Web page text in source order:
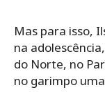
Mas para isso,
na
do Norte, no
no garimpo